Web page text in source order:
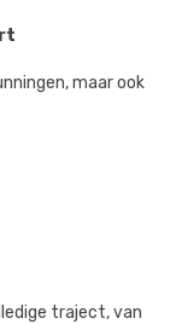
maar ook
traject, van